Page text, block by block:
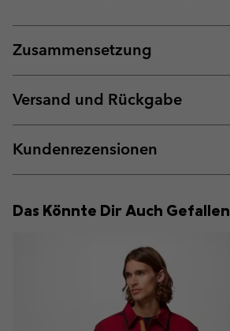
Zusammensetzung
Versand und Rückgabe
Kundenrezensionen
Das Könnte Dir Auch Gefallen